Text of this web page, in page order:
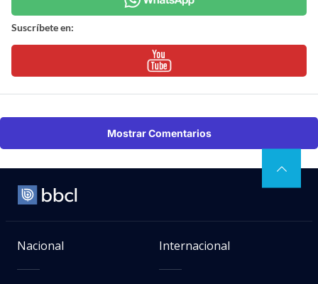
Suscríbete en:
Mostrar Comentarios
Nacional Internacional